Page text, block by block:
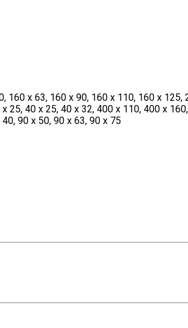
x 63, 160 x 90, 160 x 110, 160 x
40 x 25, 40 x 32, 400 x 110, 400 x
90 x 50, 90 x 63, 90 x 75